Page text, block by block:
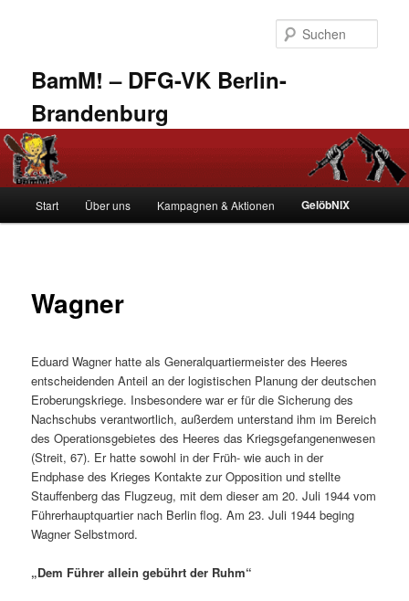
BamM! – DFG-VK Berlin-
Brandenburg
Start Über uns Kampagnen & Aktionen GelöbNIX
Wagner
Eduard Wagner hatte als Generalquartiermeister des Heeres
entscheidenden Anteil an der logistischen Planung der deutschen
Eroberungskriege. Insbesondere war er für die Sicherung des
Nachschubs verantwortlich, außerdem unterstand ihm im Bereich
des Operationsgebietes des Heeres das Kriegsgefangenenwesen
(Streit, 67). Er hatte sowohl in der Früh- wie auch in der
Endphase des Krieges Kontakte zur Opposition und stellte
Stauffenberg das Flugzeug, mit dem dieser am 20. Juli 1944 vom
Führerhauptquartier nach Berlin flog. Am 23. Juli 1944 beging
Wagner Selbstmord.
„Dem Führer allein gebührt der Ruhm“